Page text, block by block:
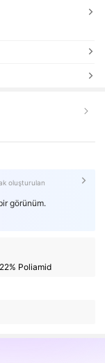
oluşturulan
görünüm.
Poliamid